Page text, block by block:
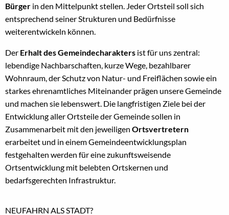
Bürger in den Mittelpunkt stellen. Jeder Ortsteil soll sich
entsprechend seiner Strukturen und Bedürfnisse
weiterentwickeln können.
Der Erhalt des Gemeindecharakters ist für uns zentral:
lebendige Nachbarschaften, kurze Wege, bezahlbarer
Wohnraum, der Schutz von Natur- und Freiflächen sowie ein
starkes ehrenamtliches Miteinander prägen unsere Gemeinde
und machen sie lebenswert. Die langfristigen Ziele bei der
Entwicklung aller Ortsteile der Gemeinde sollen in
Zusammenarbeit mit den jeweiligen Ortsvertretern
erarbeitet und in einem Gemeindeentwicklungsplan
festgehalten werden für eine zukunftsweisende
Ortsentwicklung mit belebten Ortskernen und
bedarfsgerechten Infrastruktur.
NEUFAHRN ALS STADT?